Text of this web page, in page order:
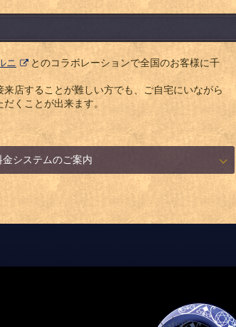
ニ
とのコラボレーションで全国のお客様に千
店することが難しい方でも、ご自宅にいながら
くことが出来ます。
金システムのご案内